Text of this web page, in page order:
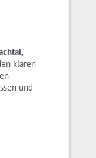
klaren
und